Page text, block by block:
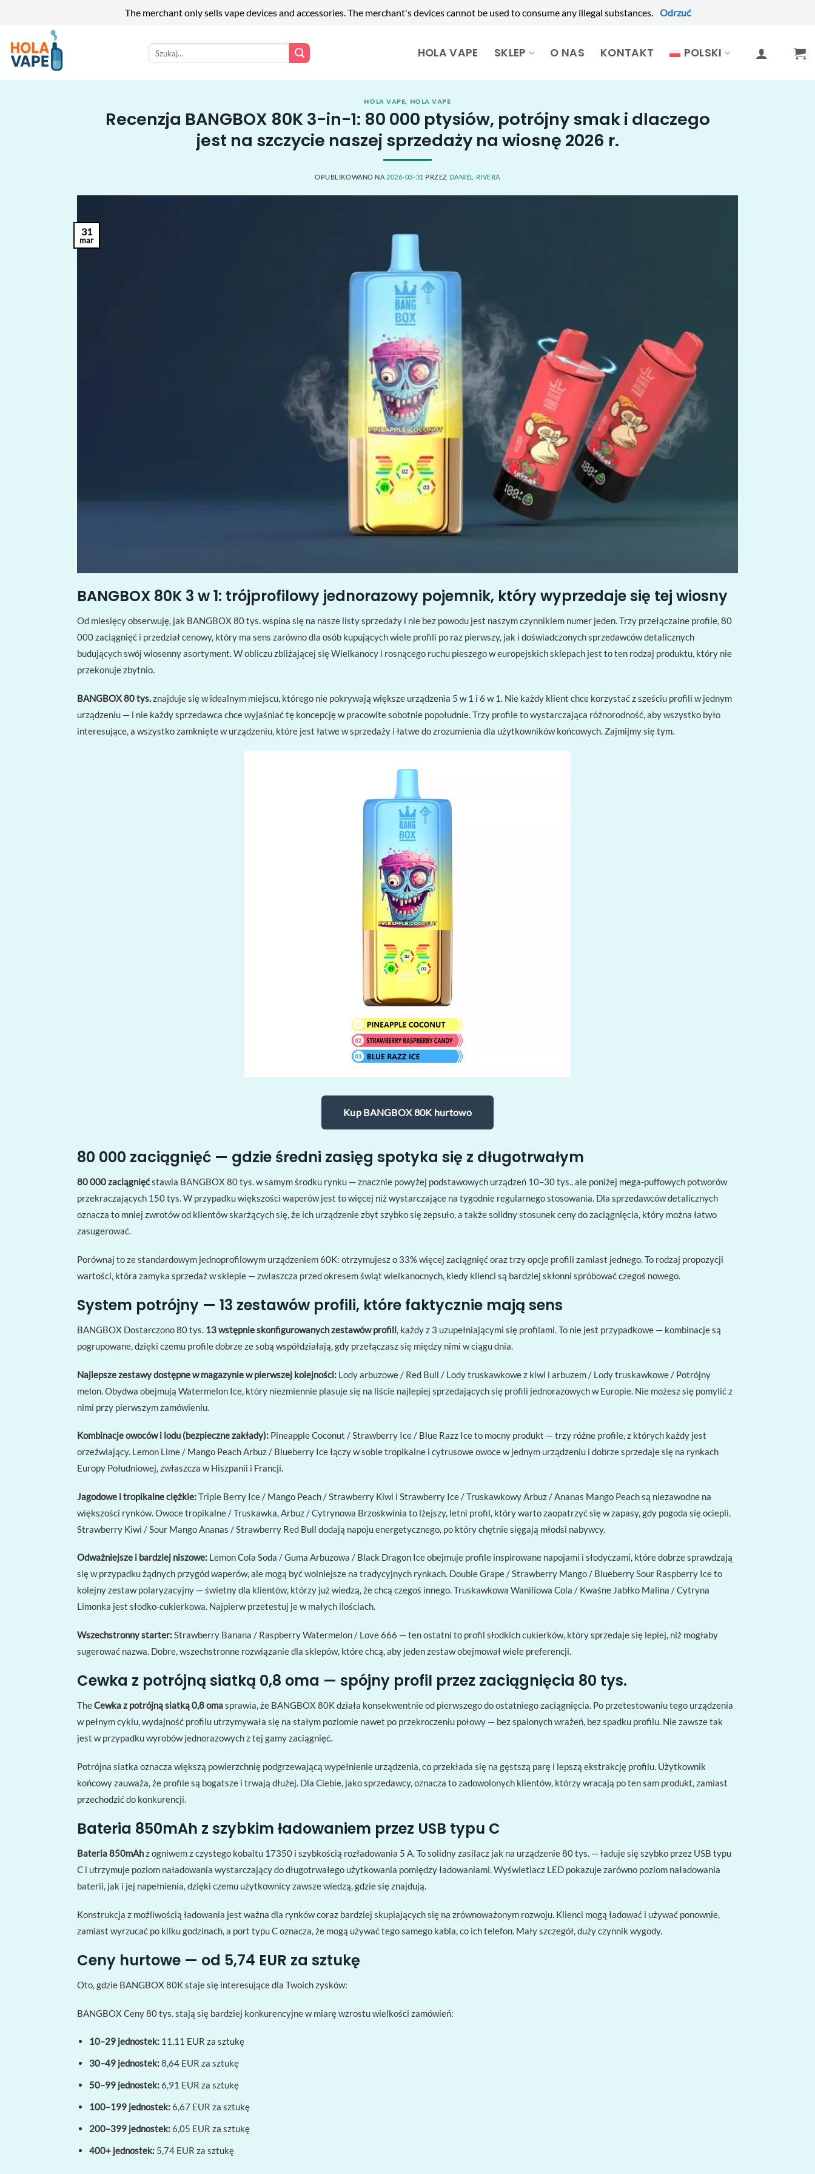
The merchant only sells vape devices and accessories. The merchant's devices cannot be used to consume any illegal substances. Odrzuć
zawartości
Szukaj: HOLA VAPE SKLEP O NAS KONTAKT POLSKI
HOLA VAPE, HOLA VAPE
Recenzja BANGBOX 80K 3-in-1: 80 000 ptysiów, potrójny smak i dlaczego
jest na szczycie naszej sprzedaży na wiosnę 2026 r.
OPUBLIKOWANO NA 2026-03-31 PRZEZ DANIEL RIVERA
31
mar
BANGBOX 80K 3 w 1: trójprofilowy jednorazowy pojemnik, który wyprzedaje się tej wiosny
Od miesięcy obserwuję, jak BANGBOX 80 tys. wspina się na nasze listy sprzedaży i nie bez powodu jest naszym czynnikiem numer jeden. Trzy przełączalne profile, 80
000 zaciągnięć i przedział cenowy, który ma sens zarówno dla osób kupujących wiele profili po raz pierwszy, jak i doświadczonych sprzedawców detalicznych
budujących swój wiosenny asortyment. W obliczu zbliżającej się Wielkanocy i rosnącego ruchu pieszego w europejskich sklepach jest to ten rodzaj produktu, który nie
przekonuje zbytnio.
BANGBOX 80 tys.znajduje się w idealnym miejscu, którego nie pokrywają większe urządzenia 5 w 1 i 6 w 1. Nie każdy klient chce korzystać z sześciu profili w jednym
urządzeniu — i nie każdy sprzedawca chce wyjaśniać tę koncepcję w pracowite sobotnie popołudnie. Trzy profile to wystarczająca różnorodność, aby wszystko było
interesujące, a wszystko zamknięte w urządzeniu, które jest łatwe w sprzedaży i łatwe do zrozumienia dla użytkowników końcowych. Zajmijmy się tym.
Kup BANGBOX 80K hurtowo
80 000 zaciągnięć — gdzie średni zasięg spotyka się z długotrwałym
80 000 zaciągnięćstawia BANGBOX 80 tys. w samym środku rynku — znacznie powyżej podstawowych urządzeń 10–30 tys., ale poniżej mega-puffowych potworów
przekraczających 150 tys. W przypadku większości waperów jest to więcej niż wystarczające na tygodnie regularnego stosowania. Dla sprzedawców detalicznych
oznacza to mniej zwrotów od klientów skarżących się, że ich urządzenie zbyt szybko się zepsuło, a także solidny stosunek ceny do zaciągnięcia, który można łatwo
zasugerować.
Porównaj to ze standardowym jednoprofilowym urządzeniem 60K: otrzymujesz o 33% więcej zaciągnięć oraz trzy opcje profili zamiast jednego. To rodzaj propozycji
wartości, która zamyka sprzedaż w sklepie — zwłaszcza przed okresem świąt wielkanocnych, kiedy klienci są bardziej skłonni spróbować czegoś nowego.
System potrójny — 13 zestawów profili, które faktycznie mają sens
BANGBOX Dostarczono 80 tys. 13 wstępnie skonfigurowanych zestawów profili, każdy z 3 uzupełniającymi się profilami. To nie jest przypadkowe — kombinacje są
pogrupowane, dzięki czemu profile dobrze ze sobą współdziałają, gdy przełączasz się między nimi w ciągu dnia.
Najlepsze zestawy dostępne w magazynie w pierwszej kolejności: Lody arbuzowe / Red Bull / Lody truskawkowe z kiwi i arbuzem / Lody truskawkowe / Potrójny
melon. Obydwa obejmują Watermelon Ice, który niezmiennie plasuje się na liście najlepiej sprzedających się profili jednorazowych w Europie. Nie możesz się pomylić z
nimi przy pierwszym zamówieniu.
Kombinacje owoców i lodu (bezpieczne zakłady): Pineapple Coconut / Strawberry Ice / Blue Razz Ice to mocny produkt — trzy różne profile, z których każdy jest
orzeźwiający. Lemon Lime / Mango Peach Arbuz / Blueberry Ice łączy w sobie tropikalne i cytrusowe owoce w jednym urządzeniu i dobrze sprzedaje się na rynkach
Europy Południowej, zwłaszcza w Hiszpanii i Francji.
Jagodowe i tropikalne ciężkie:Triple Berry Ice / Mango Peach / Strawberry Kiwi i Strawberry Ice / Truskawkowy Arbuz / Ananas Mango Peach są niezawodne na
większości rynków. Owoce tropikalne / Truskawka, Arbuz / Cytrynowa Brzoskwinia to lżejszy, letni profil, który warto zaopatrzyć się w zapasy, gdy pogoda się ociepli.
Strawberry Kiwi / Sour Mango Ananas / Strawberry Red Bull dodają napoju energetycznego, po który chętnie sięgają młodsi nabywcy.
Odważniejsze i bardziej niszowe: Lemon Cola Soda / Guma Arbuzowa / Black Dragon Ice obejmuje profile inspirowane napojami i słodyczami, które dobrze sprawdzają
się w przypadku żądnych przygód waperów, ale mogą być wolniejsze na tradycyjnych rynkach. Double Grape / Strawberry Mango / Blueberry Sour Raspberry Ice to
kolejny zestaw polaryzacyjny — świetny dla klientów, którzy już wiedzą, że chcą czegoś innego. Truskawkowa Waniliowa Cola / Kwaśne Jabłko Malina / Cytryna
Limonka jest słodko-cukierkowa. Najpierw przetestuj je w małych ilościach.
Wszechstronny starter:Strawberry Banana / Raspberry Watermelon / Love 666 — ten ostatni to profil słodkich cukierków, który sprzedaje się lepiej, niż mogłaby
sugerować nazwa. Dobre, wszechstronne rozwiązanie dla sklepów, które chcą, aby jeden zestaw obejmował wiele preferencji.
Cewka z potrójną siatką 0,8 oma — spójny profil przez zaciągnięcia 80 tys.
TheCewka z potrójną siatką 0,8 omasprawia, że ​​BANGBOX 80K działa konsekwentnie od pierwszego do ostatniego zaciągnięcia. Po przetestowaniu tego urządzenia
w pełnym cyklu, wydajność profilu utrzymywała się na stałym poziomie nawet po przekroczeniu połowy — bez spalonych wrażeń, bez spadku profilu. Nie zawsze tak
jest w przypadku wyrobów jednorazowych z tej gamy zaciągnięć.
Potrójna siatka oznacza większą powierzchnię podgrzewającą wypełnienie urządzenia, co przekłada się na gęstszą parę i lepszą ekstrakcję profilu. Użytkownik
końcowy zauważa, że ​​profile są bogatsze i trwają dłużej. Dla Ciebie, jako sprzedawcy, oznacza to zadowolonych klientów, którzy wracają po ten sam produkt, zamiast
przechodzić do konkurencji.
Bateria 850mAh z szybkim ładowaniem przez USB typu C
Bateria 850mAhz ogniwem z czystego kobaltu 17350 i szybkością rozładowania 5 A. To solidny zasilacz jak na urządzenie 80 tys. — ładuje się szybko przez USB typu
C i utrzymuje poziom naładowania wystarczający do długotrwałego użytkowania pomiędzy ładowaniami. Wyświetlacz LED pokazuje zarówno poziom naładowania
baterii, jak i jej napełnienia, dzięki czemu użytkownicy zawsze wiedzą, gdzie się znajdują.
Konstrukcja z możliwością ładowania jest ważna dla rynków coraz bardziej skupiających się na zrównoważonym rozwoju. Klienci mogą ładować i używać ponownie,
zamiast wyrzucać po kilku godzinach, a port typu C oznacza, że ​​mogą używać tego samego kabla, co ich telefon. Mały szczegół, duży czynnik wygody.
Ceny hurtowe — od 5,74 EUR za sztukę
Oto, gdzie BANGBOX 80K staje się interesujące dla Twoich zysków:
BANGBOX Ceny 80 tys. stają się bardziej konkurencyjne w miarę wzrostu wielkości zamówień:
10–29 jednostek:11,11 EUR za sztukę
30–49 jednostek:8,64 EUR za sztukę
50–99 jednostek:6,91 EUR za sztukę
100–199 jednostek:6,67 EUR za sztukę
200–399 jednostek:6,05 EUR za sztukę
400+ jednostek:5,74 EUR za sztukę